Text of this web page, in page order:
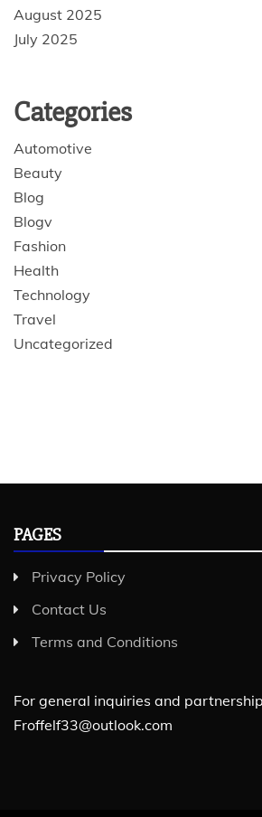
August 2025
July 2025
Categories
Automotive
Beauty
Blog
Blogv
Fashion
Health
Technology
Travel
Uncategorized
PAGES
Privacy Policy
Contact Us
Terms and Conditions
For general inquiries and
Froffelf33@outlook.com